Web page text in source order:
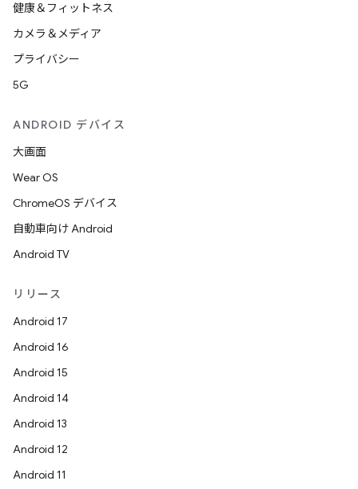
健康＆フィットネス
カメラ＆メディア
プライバシー
5G
ANDROID デバイス
大画面
Wear OS
ChromeOS デバイス
自動車向け Android
Android TV
リリース
Android 17
Android 16
Android 15
Android 14
Android 13
Android 12
Android 11